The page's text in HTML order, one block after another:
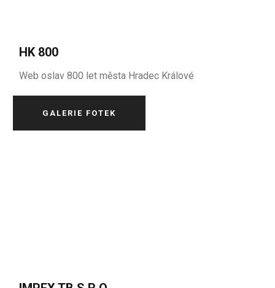
HK 800
Web oslav 800 let města Hradec Králové
GALERIE FOTEK